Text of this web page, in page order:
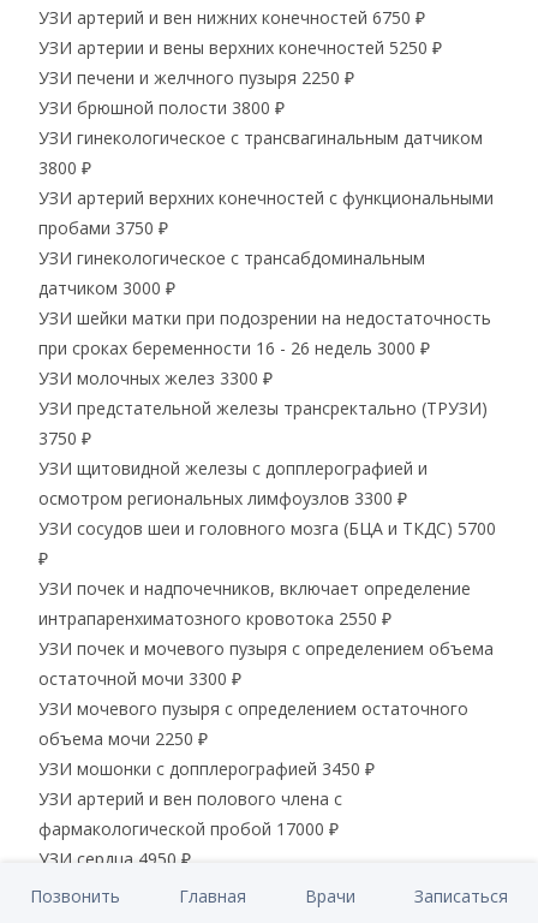
УЗИ артерий и вен нижних конечностей 6750 ₽
УЗИ артерии и вены верхних конечностей 5250 ₽
УЗИ печени и желчного пузыря 2250 ₽
УЗИ брюшной полости 3800 ₽
УЗИ гинекологическое с трансвагинальным датчиком
3800 ₽
УЗИ артерий верхних конечностей с функциональными
пробами 3750 ₽
УЗИ гинекологическое с трансабдоминальным
датчиком 3000 ₽
УЗИ шейки матки при подозрении на недостаточность
при сроках беременности 16 - 26 недель 3000 ₽
УЗИ молочных желез 3300 ₽
УЗИ предстательной железы трансректально (ТРУЗИ)
3750 ₽
УЗИ щитовидной железы с допплерографией и
осмотром региональных лимфоузлов 3300 ₽
УЗИ сосудов шеи и головного мозга (БЦА и ТКДС) 5700
₽
УЗИ почек и надпочечников, включает определение
интрапаренхиматозного кровотока 2550 ₽
УЗИ почек и мочевого пузыря с определением объема
остаточной мочи 3300 ₽
УЗИ мочевого пузыря с определением остаточного
объема мочи 2250 ₽
УЗИ мошонки с допплерографией 3450 ₽
УЗИ артерий и вен полового члена с
фармакологической пробой 17000 ₽
УЗИ сердца 4950 ₽
Врачебное мнение (собеседование с врачом) 3000 ₽
Позвонить Главная Врачи Записаться